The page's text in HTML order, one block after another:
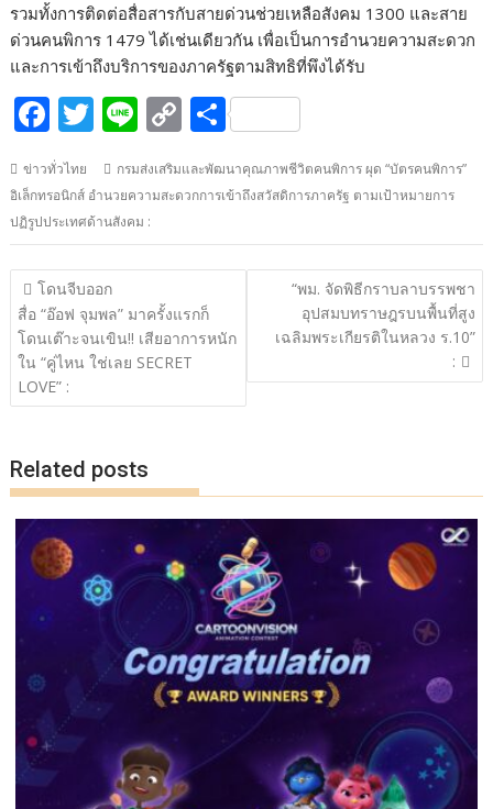
รวมทั้งการติดต่อสื่อสารกับสายด่วนช่วยเหลือสังคม 1300 และสาย
ด่วนคนพิการ 1479 ได้เช่นเดียวกัน เพื่อเป็นการอำนวยความสะดวก
และการเข้าถึงบริการของภาครัฐตามสิทธิที่พึงได้รับ
F
ac
e
b
o
o
k
T
itt
er
Li
e
C
p
Li
k
S
ar
ข่าวทั่วไทย
กรมส่งเสริมและพัฒนาคุณภาพชีวิตคนพิการ ผุด “บัตรคนพิการ”
อิเล็กทรอนิกส์ อำนวยความสะดวกการเข้าถึงสวัสดิการภาครัฐ ตามเป้าหมายการ
ปฏิรูปประเทศด้านสังคม :
แนะแนว
เรื่อง
โดนจีบออก
สื่อ “อ๊อฟ จุมพล” มาครั้งแรกก็
โดนเต๊าะจนเขิน!! เสียอาการหนัก
ใน “คู่ไหน ใช่เลย SECRET
LOVE” :
“พม. จัดพิธีกราบลาบรรพชา
อุปสมบทราษฎรบนพื้นที่สูง
เฉลิมพระเกียรติในหลวง ร.10”
:
Related posts